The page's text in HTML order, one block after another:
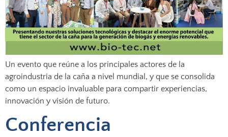
Un evento que reúne a los principales actores de la
agroindustria de la caña a nivel mundial, y que se consolida
como un espacio invaluable para compartir experiencias,
innovación y visión de futuro.
Conferencia